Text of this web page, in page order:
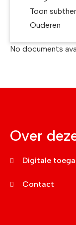
Toon
Ouderen
No documents
Over
Digitale
Contact